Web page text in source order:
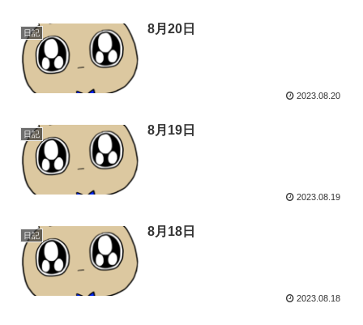
日記 8月20日
2023.08.20
日記 8月19日
2023.08.19
日記 8月18日
2023.08.18